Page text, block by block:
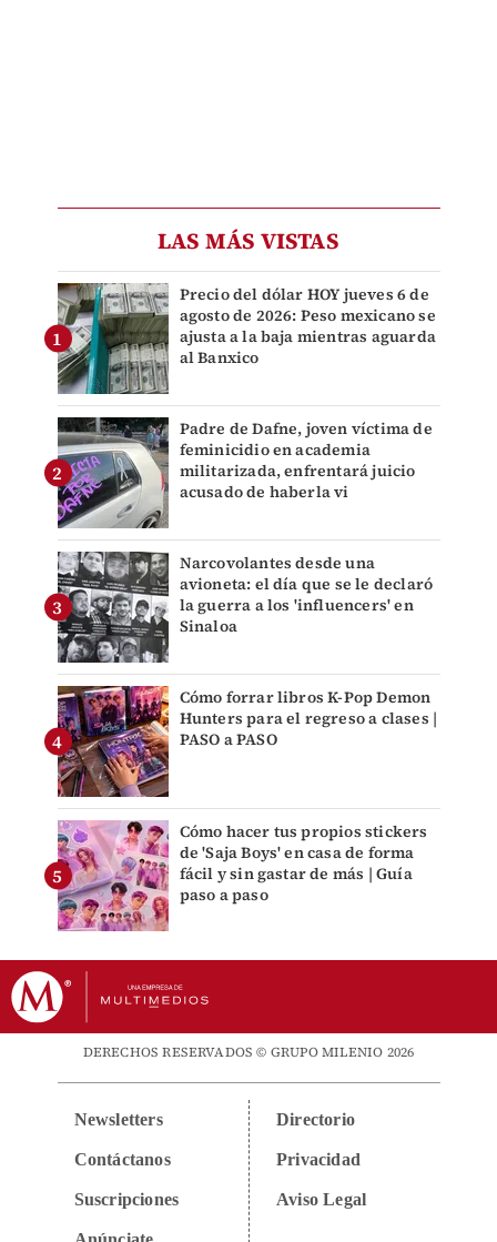
LAS MÁS VISTAS
Precio del dólar HOY jueves 6 de
agosto de 2026: Peso mexicano se
ajusta a la baja mientras aguarda
al Banxico
Padre de Dafne, joven víctima de
feminicidio en academia
militarizada, enfrentará juicio
acusado de haberla vi
Narcovolantes desde una
avioneta: el día que se le declaró
la guerra a los 'influencers' en
Sinaloa
Cómo forrar libros K-Pop Demon
Hunters para el regreso a clases |
PASO a PASO
Cómo hacer tus propios stickers
de 'Saja Boys' en casa de forma
fácil y sin gastar de más | Guía
paso a paso
DERECHOS RESERVADOS © GRUPO MILENIO 2026
Newsletters
Contáctanos
Suscripciones
Directorio
Privacidad
Aviso Legal